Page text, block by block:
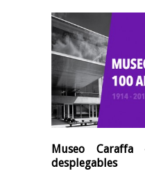
Museo
desplegables